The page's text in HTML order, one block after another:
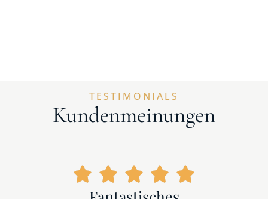
TESTIMONIALS
Kundenmeinungen